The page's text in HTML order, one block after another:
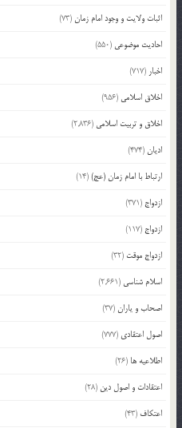
اثبات ولایت و وجود امام زمان(73)
احادیث موضوعی (550)
اخبار (717)
اخلاق اسلامی (956)
اخلاق و تربیت اسلامی (2,836)
ادیان(474)
ارتباط با امام زمان (عج)(14)
ازدواج (371)
ازدواج (117)
ازدواج موقت (32)
اسلام شناسی (2,661)
اصحاب و یاران(37)
اصول اعتقادی (777)
اطلاعیه ها (26)
اعتقادات و اصول دین (28)
اعتکاف (43)